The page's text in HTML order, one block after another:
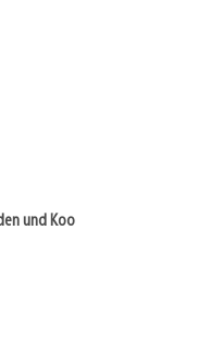
und Koo